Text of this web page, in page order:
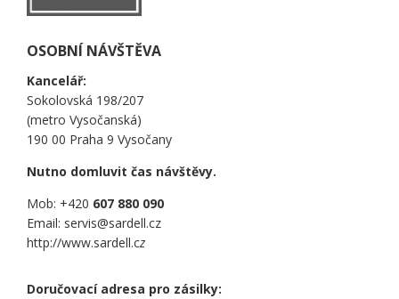
OSOBNÍ NÁVŠTĚVA
Kancelář:
Sokolovská 198/207
(metro Vysočanská)
190 00 Praha 9 Vysočany
Nutno domluvit čas návštěvy.
Mob: +420 607 880 090
Email: servis@sardell.cz
http://www.sardell.cz
Doručovací adresa pro zásilky: